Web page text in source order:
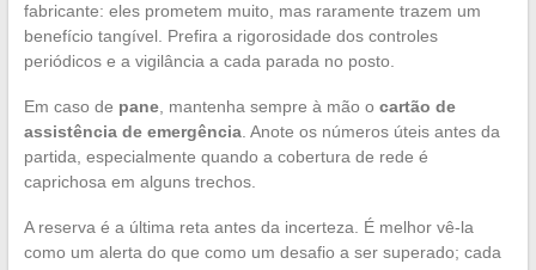
fabricante: eles prometem muito, mas raramente trazem um
benefício tangível. Prefira a rigorosidade dos controles
periódicos e a vigilância a cada parada no posto.
Em caso de pane, mantenha sempre à mão o cartão de
assistência de emergência. Anote os números úteis antes da
partida, especialmente quando a cobertura de rede é
caprichosa em alguns trechos.
A reserva é a última reta antes da incerteza. É melhor vê-la
como um alerta do que como um desafio a ser superado; cada